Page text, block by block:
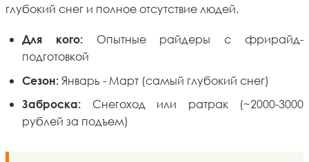
глубокий снег и полное отсутствие людей.
Для кого:Опытные райдеры с фрирайд-
подготовкой
Сезон: Январь - Март (самый глубокий снег)
Заброска: Снегоход или ратрак (~2000-3000
рублей за подъем)